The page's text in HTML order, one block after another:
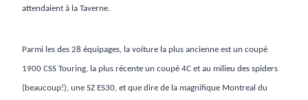
attendaient à la Taverne.
Parmi les des 28 équipages, la voiture la plus ancienne est un coupé
1900 CSS Touring, la plus récente un coupé 4C et au milieu des spiders
(beaucoup!), une SZ ES30, et que dire de la magnifique Montreal du